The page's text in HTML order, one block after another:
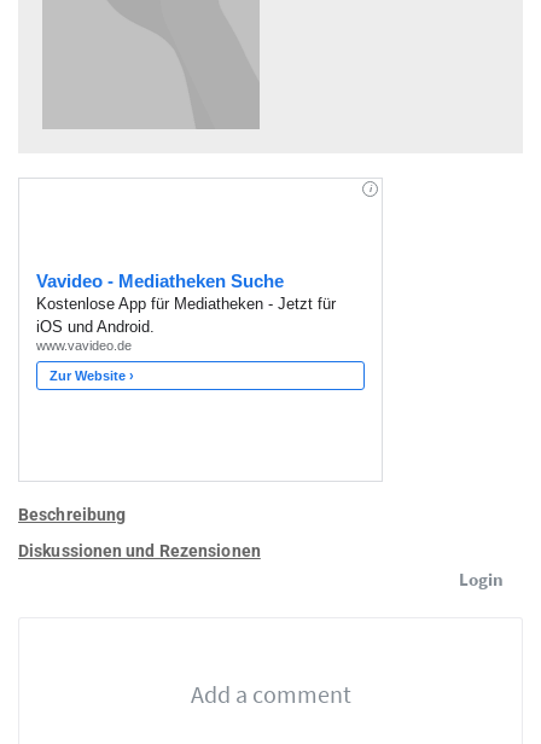
Beschreibung
Diskussionen und Rezensionen
Login